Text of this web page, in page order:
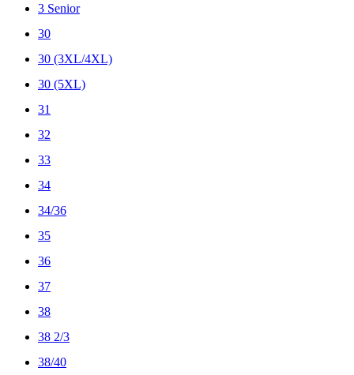
3 Senior
30
30 (3XL/4XL)
30 (5XL)
31
32
33
34
34/36
35
36
37
38
38 2/3
38/40